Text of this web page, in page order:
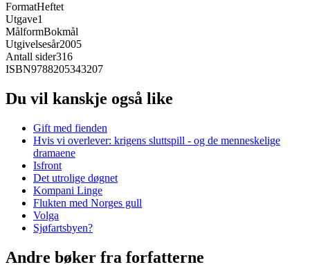
FormatHeftet
Utgave1
MålformBokmål
Utgivelsesår2005
Antall sider316
ISBN9788205343207
Du vil kanskje også like
Gift med fienden
Hvis vi overlever: krigens sluttspill - og de menneskelige
dramaene
Isfront
Det utrolige døgnet
Kompani Linge
Flukten med Norges gull
Volga
Sjøfartsbyen?
Andre bøker fra forfatterne